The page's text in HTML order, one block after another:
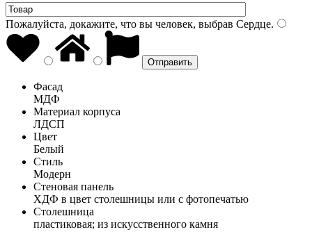
Пожалуйста, докажите, что вы человек, выбрав Сердце.
Фасад
МДФ
Материал корпуса
ЛДСП
Цвет
Белый
Стиль
Модерн
Стеновая панель
ХДФ в цвет столешницы или с фотопечатью
Столешница
пластиковая; из искусственного камня